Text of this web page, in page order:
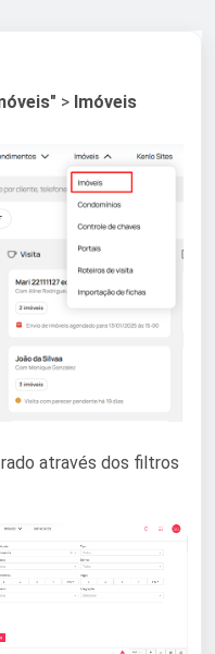
> Imóveis
através dos filtros